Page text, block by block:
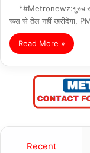
रूस से तेल नहीं खरीदेगा,
Read More »
Recent